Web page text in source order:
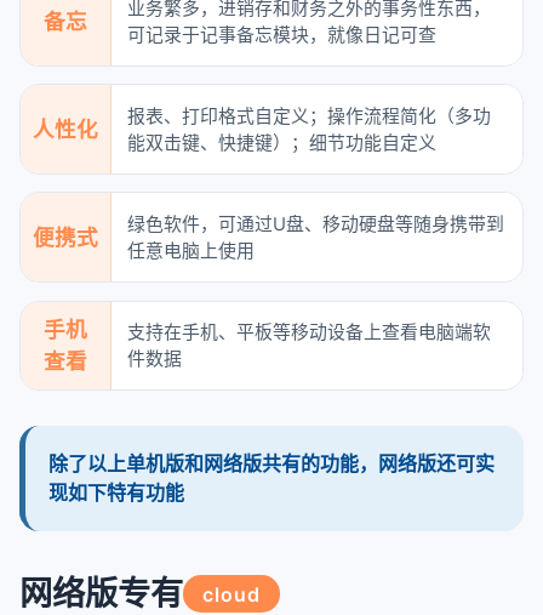
备忘
业务繁多，进销存和财务之外的事务性东西，
可记录于记事备忘模块，就像日记可查
人性化
报表、打印格式自定义；操作流程简化（多功
能双击键、快捷键）；细节功能自定义
便携式
绿色软件，可通过U盘、移动硬盘等随身携带到
任意电脑上使用
手机
查看
支持在手机、平板等移动设备上查看电脑端软
件数据
除了以上单机版和网络版共有的功能，网络版还可实
现如下特有功能
网络版专有 cloud